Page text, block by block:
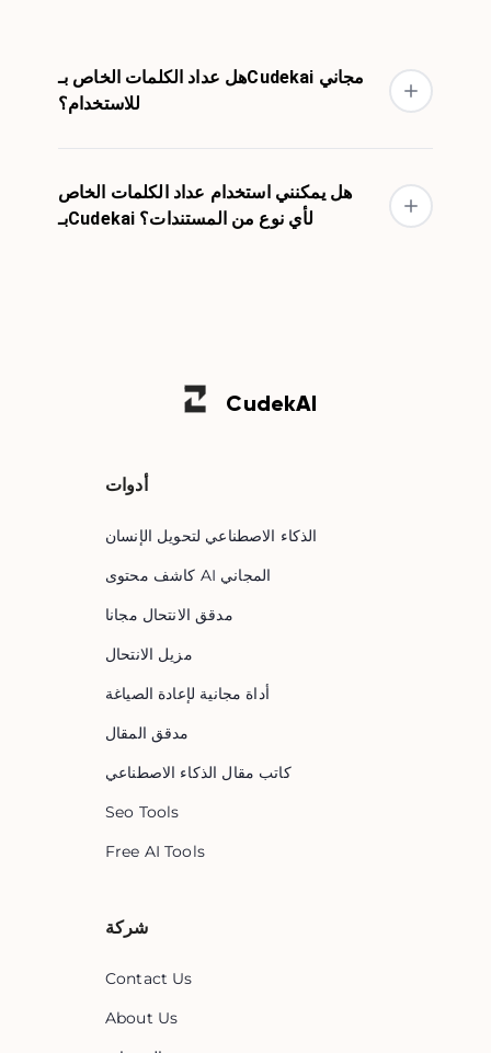
هل عداد الكلمات الخاص بـCudekai مجاني
للاستخدام؟
هل يمكنني استخدام عداد الكلمات الخاص
بـCudekai لأي نوع من المستندات؟
CudekAI
أدوات
الذكاء الاصطناعي لتحويل الإنسان
كاشف محتوى AI المجاني
مدقق الانتحال مجانا
مزيل الانتحال
أداة مجانية لإعادة الصياغة
مدقق المقال
كاتب مقال الذكاء الاصطناعي
Seo Tools
Free AI Tools
شركة
Contact Us
About Us